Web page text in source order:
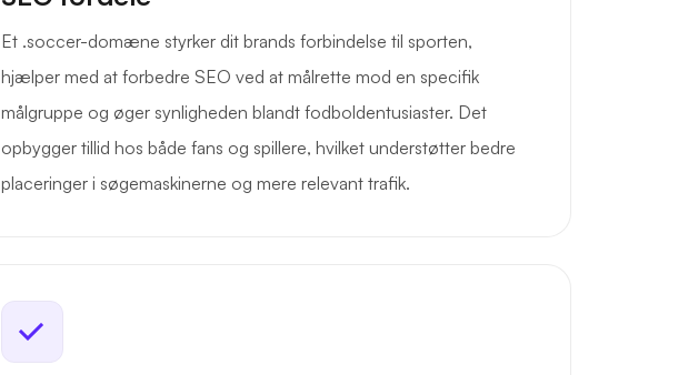
Et .soccer-domæne styrker dit brands forbindelse til sporten,
hjælper med at forbedre SEO ved at målrette mod en specifik
målgruppe og øger synligheden blandt fodboldentusiaster. Det
opbygger tillid hos både fans og spillere, hvilket understøtter bedre
placeringer i søgemaskinerne og mere relevant trafik.